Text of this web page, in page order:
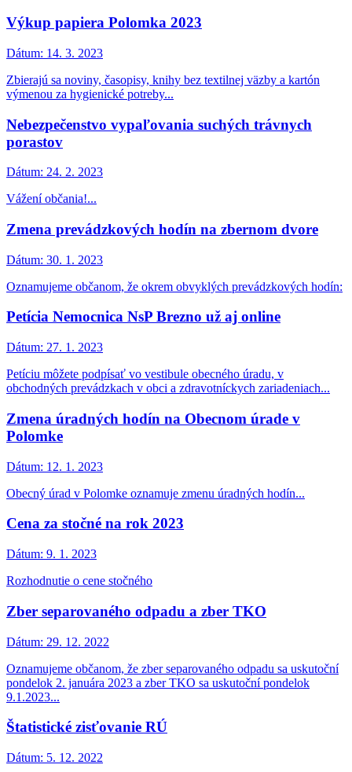
Výkup papiera Polomka 2023
Dátum: 14. 3. 2023
Zbierajú sa noviny, časopisy, knihy bez textilnej väzby a kartón
výmenou za hygienické potreby...
Nebezpečenstvo vypaľovania suchých trávnych
porastov
Dátum: 24. 2. 2023
Vážení občania!...
Zmena prevádzkových hodín na zbernom dvore
Dátum: 30. 1. 2023
Oznamujeme občanom, že okrem obvyklých prevádzkových hodín:
Petícia Nemocnica NsP Brezno už aj online
Dátum: 27. 1. 2023
Petíciu môžete podpísať vo vestibule obecného úradu, v
obchodných prevádzkach v obci a zdravotníckych zariadeniach...
Zmena úradných hodín na Obecnom úrade v
Polomke
Dátum: 12. 1. 2023
Obecný úrad v Polomke oznamuje zmenu úradných hodín...
Cena za stočné na rok 2023
Dátum: 9. 1. 2023
Rozhodnutie o cene stočného
Zber separovaného odpadu a zber TKO
Dátum: 29. 12. 2022
Oznamujeme občanom, že zber separovaného odpadu sa uskutoční
pondelok 2. januára 2023 a zber TKO sa uskutoční pondelok
9.1.2023...
Štatistické zisťovanie RÚ
Dátum: 5. 12. 2022